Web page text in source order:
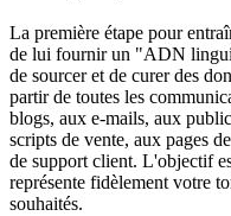
La première étape pour
de lui fournir un "ADN
de sourcer et de curer des
partir de toutes les
blogs, aux e-mails, aux
scripts de vente, aux pages
de support client. L'objectif
représente fidèlement votre
souhaités.